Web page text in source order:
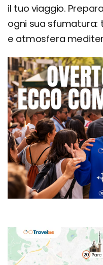
il tuo viaggio.
ogni sua
e atmosfera